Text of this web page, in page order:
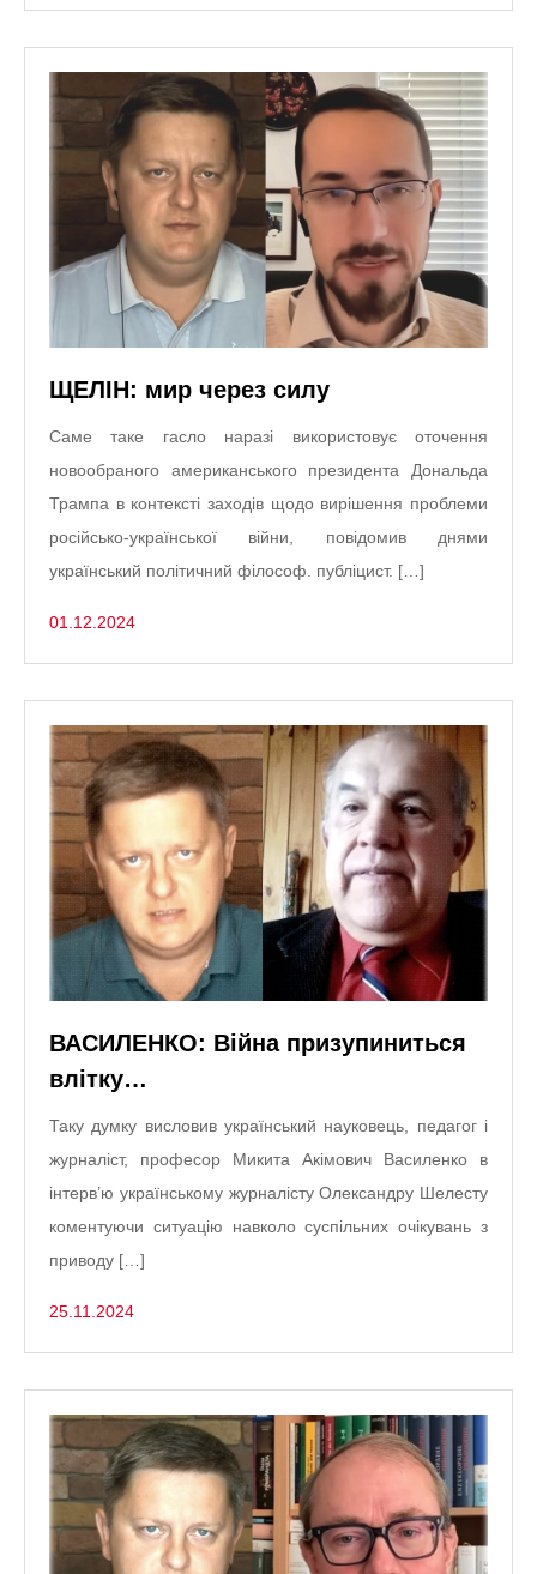
ЩЕЛІН: мир через силу
Саме таке гасло наразі використовує оточення
новообраного американського президента Дональда
Трампа в контексті заходів щодо вирішення проблеми
російсько-української війни, повідомив днями
український політичний філософ. публіцист. […]
01.12.2024
ВАСИЛЕНКО: Війна призупиниться
влітку…
Таку думку висловив український науковець, педагог і
журналіст, професор Микита Акімович Василенко в
інтерв’ю українському журналісту Олександру Шелесту
коментуючи ситуацію навколо суспільних очікувань з
приводу […]
25.11.2024